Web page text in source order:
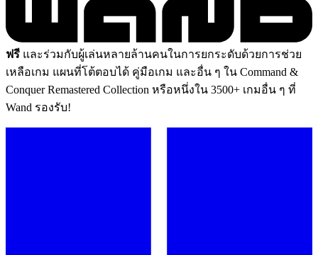
ฟรี และร่วมกับผู้เล่นหลายล้านคนในการยกระดับด้วยการช่วย
เหลือเกม แผนที่โต้ตอบได้ คู่มือเกม และอื่น ๆ ใน Command &
Conquer Remastered Collection หรือหนึ่งใน 3500+ เกมอื่น ๆ ที่
Wand รองรับ!